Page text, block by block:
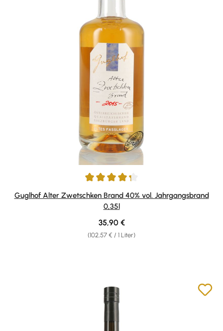
Durchschnittliche Bewertung von 4.33 von 5 Sternen
Guglhof Alter Zwetschken Brand 40% vol. Jahrgangsbrand
0,35l
(102,57 € / 1 Liter)
Regulärer Preis:
35,90 €